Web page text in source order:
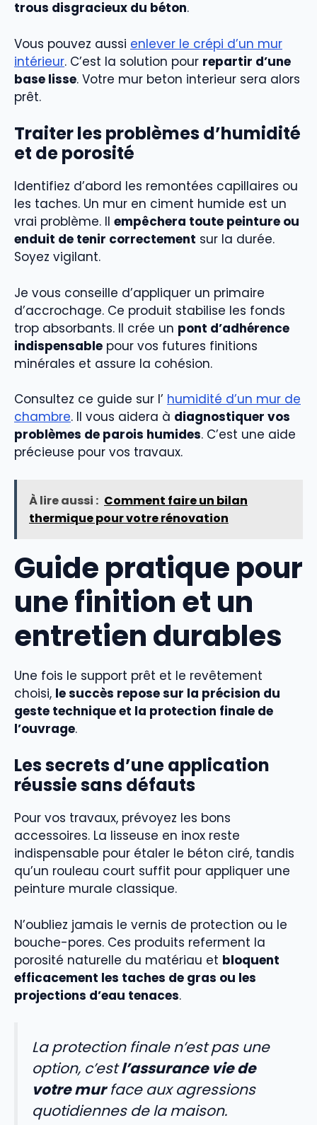
trous disgracieux du béton.
Vous pouvez aussi enlever le crépi d’un mur
intérieur. C’est la solution pour repartir d’une
base lisse. Votre mur beton interieur sera alors
prêt.
Traiter les problèmes d’humidité
et de porosité
Identifiez d’abord les remontées capillaires ou
les taches. Un mur en ciment humide est un
vrai problème. Il empêchera toute peinture ou
enduit de tenir correctement sur la durée.
Soyez vigilant.
Je vous conseille d’appliquer un primaire
d’accrochage. Ce produit stabilise les fonds
trop absorbants. Il crée un pont d’adhérence
indispensable pour vos futures finitions
minérales et assure la cohésion.
Consultez ce guide sur l’ humidité d’un mur de
chambre. Il vous aidera à diagnostiquer vos
problèmes de parois humides. C’est une aide
précieuse pour vos travaux.
À lire aussi : Comment faire un bilan
thermique pour votre rénovation
Guide pratique pour
une finition et un
entretien durables
Une fois le support prêt et le revêtement
choisi, le succès repose sur la précision du
geste technique et la protection finale de
l’ouvrage.
Les secrets d’une application
réussie sans défauts
Pour vos travaux, prévoyez les bons
accessoires. La lisseuse en inox reste
indispensable pour étaler le béton ciré, tandis
qu’un rouleau court suffit pour appliquer une
peinture murale classique.
N’oubliez jamais le vernis de protection ou le
bouche-pores. Ces produits referment la
porosité naturelle du matériau et bloquent
efficacement les taches de gras ou les
projections d’eau tenaces.
La protection finale n’est pas une
option, c’estl’assurance vie de
votre murface aux agressions
quotidiennes de la maison.